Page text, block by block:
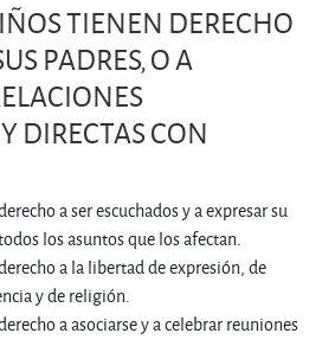
TIENEN DERECHO
PADRES, O A
DIRECTAS CON
a ser escuchados y a expresar su
los asuntos que los afectan.
a la libertad de expresión, de
y de religión.
a asociarse y a celebrar reuniones